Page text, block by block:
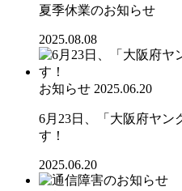
夏季休業のお知らせ
2025.08.08
お知らせ 2025.06.20
6月23日、「大阪府ヤン
す！
2025.06.20